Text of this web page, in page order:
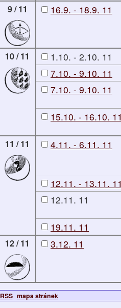
9 / 11
16.9. - 18.9. 11
10 / 11 1.10. - 2.10. 11
7.10. - 9.10. 11
7.10. - 9.10. 11
15.10. - 16.10. 11
11 / 11
4.11. - 6.11. 11
12.11. - 13.11. 11
12.11. 11
19.11. 11
12 / 11 3.12. 11
RSS mapa stránek